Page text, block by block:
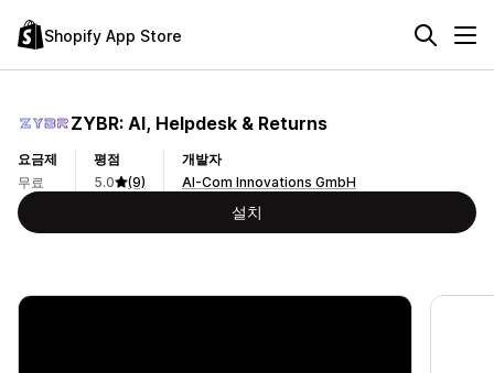
Shopify App Store
ZYBR: AI, Helpdesk & Returns
요금제
무료
평점
5.0
(9)
개발자
AI-Com Innovations GmbH
설치